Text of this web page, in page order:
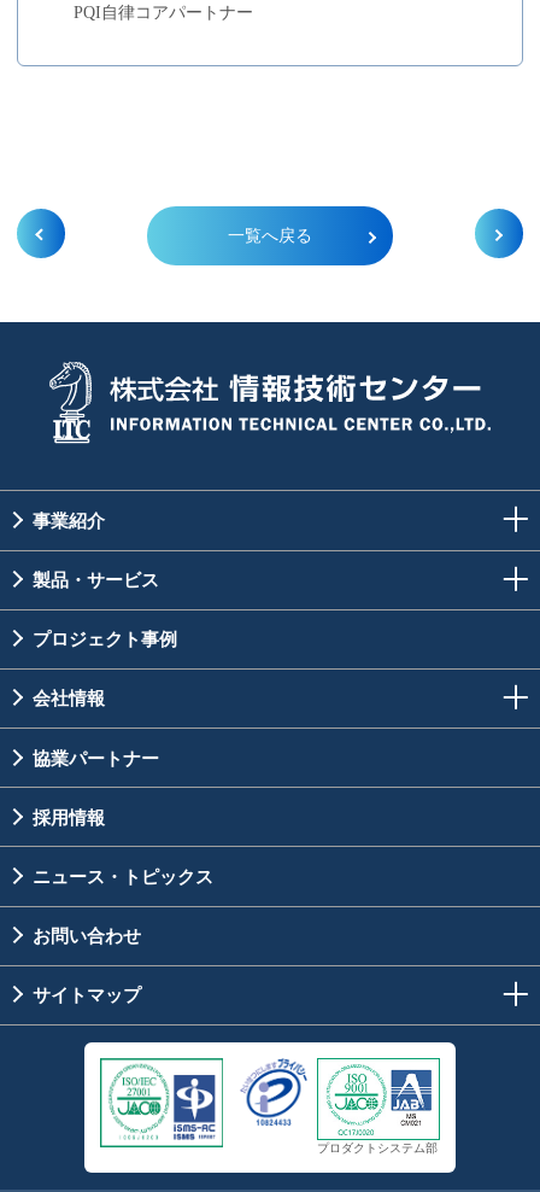
PQI自律コアパートナー
一覧へ戻る
事業紹介
製品・サービス
プロジェクト事例
会社情報
協業パートナー
採用情報
ニュース・トピックス
お問い合わせ
サイトマップ
プロダクトシステム部